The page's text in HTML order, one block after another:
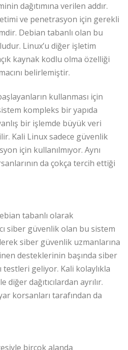
dağıtımına verilen addır.
ve penetrasyon için gerekli
Debian tabanlı olan bu
Linux’u diğer işletim
kaynak kodlu olma özelliği
belirlemiştir.
kullanması için
kompleks bir yapıda
bir işlemde büyük veri
Kali Linux sadece güvenlik
için kullanılmıyor. Aynı
da çokça tercih ettiği
tabanlı olarak
siber güvenlik olan bu sistem
siber güvenlik uzmanlarına
desteklerinin başında siber
testleri geliyor. Kali kolaylıkla
dağıtıcılardan ayrılır.
korsanları tarafından da
birçok alanda